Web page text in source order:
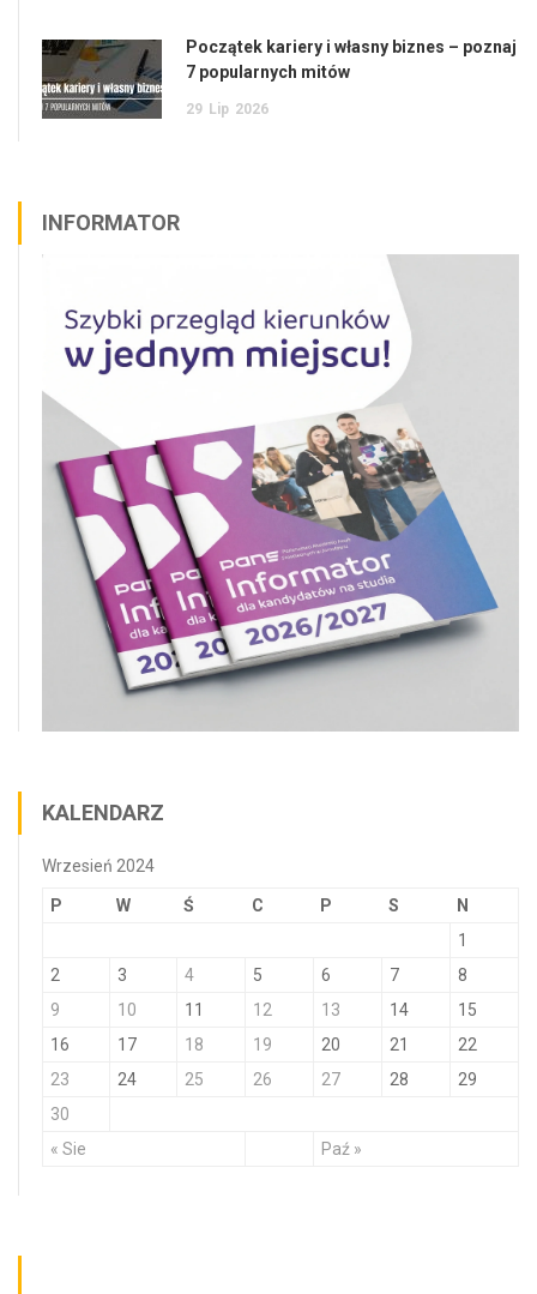
Początek kariery i własny biznes – poznaj
7 popularnych mitów
29 Lip 2026
INFORMATOR
KALENDARZ
Wrzesień 2024
P W Ś C P S N
« Sie Paź »
1
2
3 4 5 6 7
8
9
10 11 12 13 14
15
16
17 18 19 20 21
22
23
24 25 26 27 28
29
30